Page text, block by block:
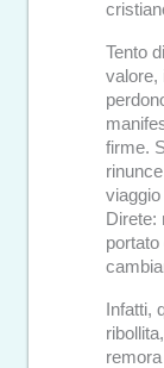
Tento
valore,
firme.
Direte:
Infatti,